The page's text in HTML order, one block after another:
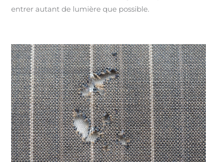
entrer autant de lumière que possible.